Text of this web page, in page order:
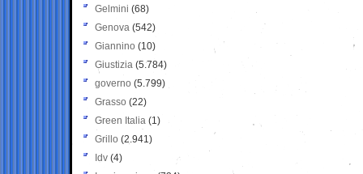
Gelmini (68)
Genova (542)
Giannino (10)
Giustizia (5.784)
governo (5.799)
Grasso (22)
Green Italia (1)
Grillo (2.941)
Idv (4)